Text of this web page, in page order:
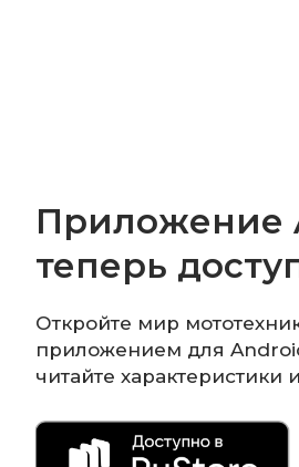
Приложение
теперь
Откройте мир
приложением для
читайте характеристики